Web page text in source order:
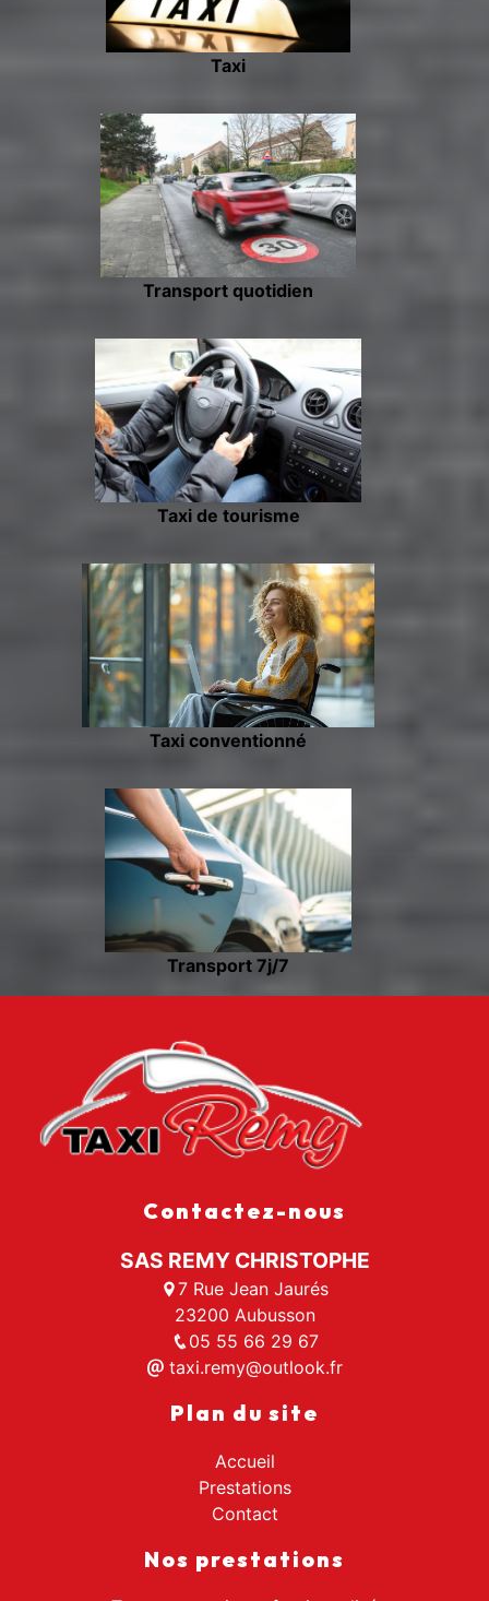
Taxi
Transport quotidien
Taxi de tourisme
Taxi conventionné
Transport 7j/7
Contactez-nous
SAS REMY CHRISTOPHE
7 Rue Jean Jaurés
23200 Aubusson
05 55 66 29 67
taxi.remy@outlook.fr
Plan du site
Accueil
Prestations
Contact
Nos prestations